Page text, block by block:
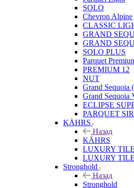
SOLO
Chevron Alpine
CLASSIC
GRAND
GRAND
SOLO PLUS
Parquet
PREMIUM 12
NUT
Grand Sequoia
Grand Sequoia
ECLIPSE
PARQUET
KÄHRS
Назад
KÄHRS
LUXURY
LUXURY
Stronghold
Назад
Stronghold